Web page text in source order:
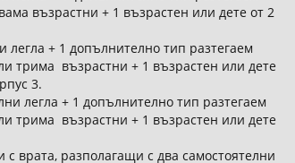
възрастни + 1 възрастен или дете от 2
легла + 1 допълнително тип разтегаем
трима възрастни + 1 възрастен или дете
3.
легла + 1 допълнително тип разтегаем
трима възрастни + 1 възрастен или дете
врата, разполагащи с два самостоятелни